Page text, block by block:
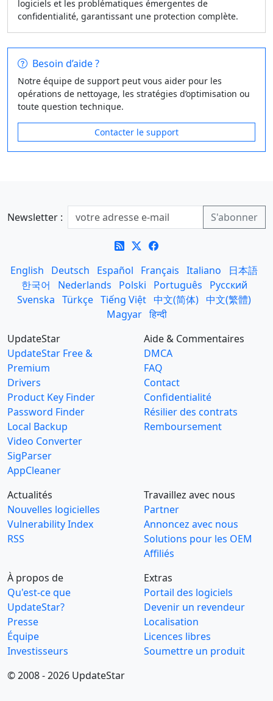
logiciels et les problématiques émergentes de
confidentialité, garantissant une protection complète.
Besoin d’aide ?
Notre équipe de support peut vous aider pour les
opérations de nettoyage, les stratégies d’optimisation ou
toute question technique.
Contacter le support
Newsletter :
English Deutsch Español Français Italiano
日本語
한국어
Nederlands Polski Português
Русский
Svenska Türkçe Tiếng Việt 中文(简体) 中文(繁體)
Magyar हिन्दी
UpdateStar
UpdateStar Free &
Premium
Drivers
Product Key Finder
Password Finder
Local Backup
Video Converter
SigParser
AppCleaner
Aide & Commentaires
DMCA
FAQ
Contact
Confidentialité
Résilier des contrats
Remboursement
Actualités
Nouvelles logicielles
Vulnerability Index
RSS
Travaillez avec nous
Partner
Annoncez avec nous
Solutions pour les OEM
Affiliés
À propos de
Qu'est-ce que
UpdateStar?
Presse
Équipe
Investisseurs
Extras
Portail des logiciels
Devenir un revendeur
Localisation
Licences libres
Soumettre un produit
© 2008 - 2026 UpdateStar